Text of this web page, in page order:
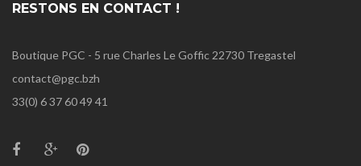
RESTONS EN CONTACT !
Boutique PGC - 5 rue Charles Le Goffic 22730 Tregastel
contact@pgc.bzh
33(0) 6 37 60 49 41